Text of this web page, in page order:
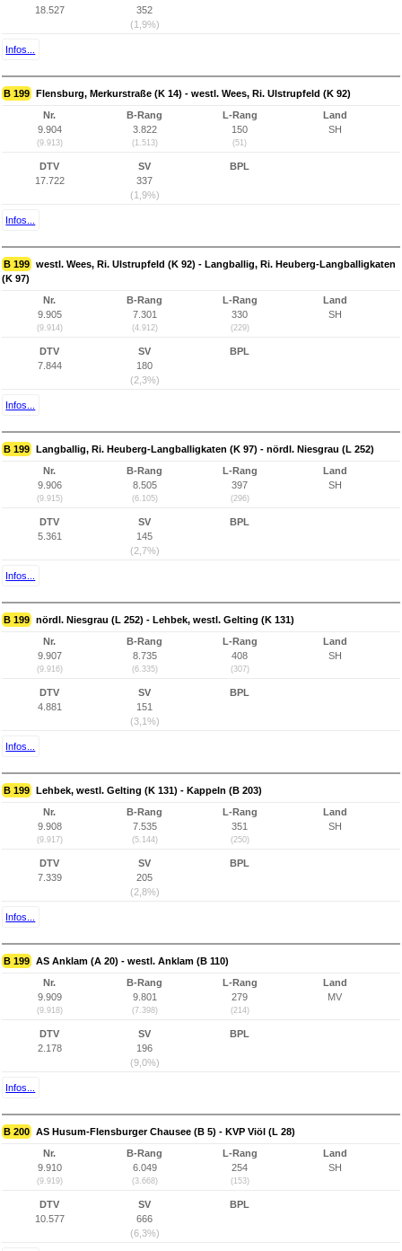
18.527
352
(1,9%)
Infos...
B 199 Flensburg, Merkurstraße (K 14) - westl. Wees, Ri. Ulstrupfeld (K 92)
Nr.
9.904
(9.913)
B-Rang
3.822
(1.513)
L-Rang
150
(51)
Land
SH
DTV
17.722
SV
337
(1,9%)
BPL
Infos...
B 199 westl. Wees, Ri. Ulstrupfeld (K 92) - Langballig, Ri. Heuberg-Langballigkaten
(K 97)
Nr.
9.905
(9.914)
B-Rang
7.301
(4.912)
L-Rang
330
(229)
Land
SH
DTV
7.844
SV
180
(2,3%)
BPL
Infos...
B 199 Langballig, Ri. Heuberg-Langballigkaten (K 97) - nördl. Niesgrau (L 252)
Nr.
9.906
(9.915)
B-Rang
8.505
(6.105)
L-Rang
397
(296)
Land
SH
DTV
5.361
SV
145
(2,7%)
BPL
Infos...
B 199 nördl. Niesgrau (L 252) - Lehbek, westl. Gelting (K 131)
Nr.
9.907
(9.916)
B-Rang
8.735
(6.335)
L-Rang
408
(307)
Land
SH
DTV
4.881
SV
151
(3,1%)
BPL
Infos...
B 199 Lehbek, westl. Gelting (K 131) - Kappeln (B 203)
Nr.
9.908
(9.917)
B-Rang
7.535
(5.144)
L-Rang
351
(250)
Land
SH
DTV
7.339
SV
205
(2,8%)
BPL
Infos...
B 199 AS Anklam (A 20) - westl. Anklam (B 110)
Nr.
9.909
(9.918)
B-Rang
9.801
(7.398)
L-Rang
279
(214)
Land
MV
DTV
2.178
SV
196
(9,0%)
BPL
Infos...
B 200 AS Husum-Flensburger Chausee (B 5) - KVP Viöl (L 28)
Nr.
9.910
(9.919)
B-Rang
6.049
(3.668)
L-Rang
254
(153)
Land
SH
DTV
10.577
SV
666
(6,3%)
BPL